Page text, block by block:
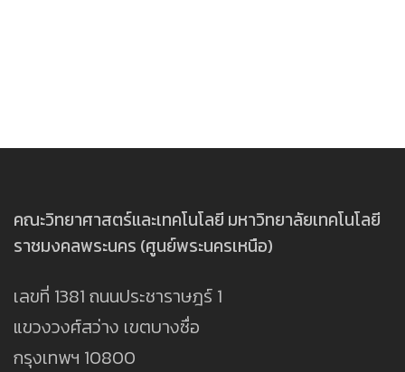
คณะวิทยาศาสตร์และเทคโนโลยี มหาวิทยาลัยเทคโนโลยี
ราชมงคลพระนคร (ศูนย์พระนครเหนือ)
เลขที่ 1381 ถนนประชาราษฎร์ 1
แขวงวงศ์สว่าง เขตบางซื่อ
กรุงเทพฯ 10800